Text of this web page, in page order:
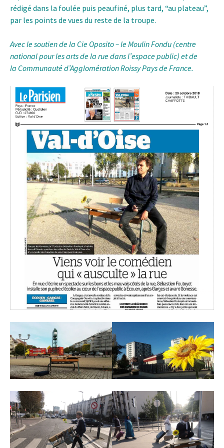
rédigé dans la foulée puis peaufiné, plus tard, “au plateau”,
par les points de vues du reste de la troupe.
Avec le soutien dela Cie Oposito – le Moulin Fondu (centre
national pour les arts de la rue dans l’espace public) et de
la Communauté d’Agglomération Roissy Pays de France.